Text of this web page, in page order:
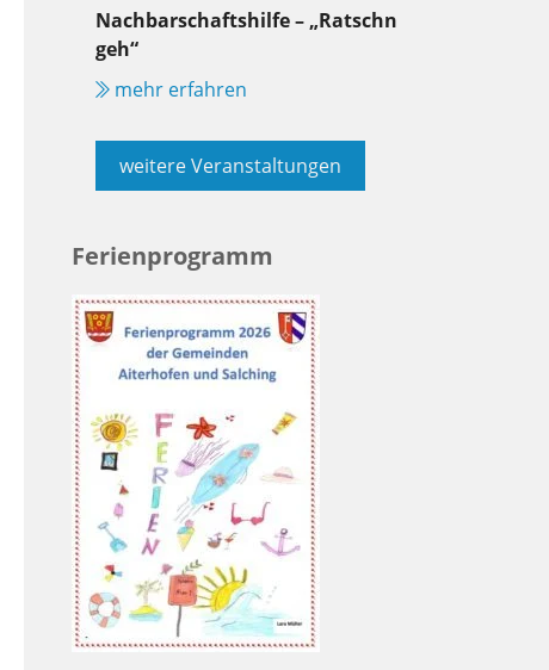
Nachbarschaftshilfe – „Ratschn
geh“
mehr erfahren
weitere Veranstaltungen
Ferienprogramm